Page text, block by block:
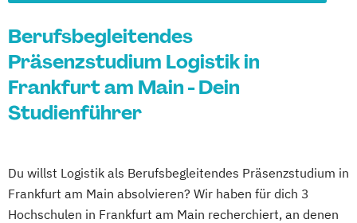
Berufsbegleitendes
Präsenzstudium Logistik in
Frankfurt am Main - Dein
Studienführer
Du willst Logistik als Berufsbegleitendes Präsenzstudium in
Frankfurt am Main absolvieren? Wir haben für dich 3
Hochschulen in Frankfurt am Main recherchiert, an denen